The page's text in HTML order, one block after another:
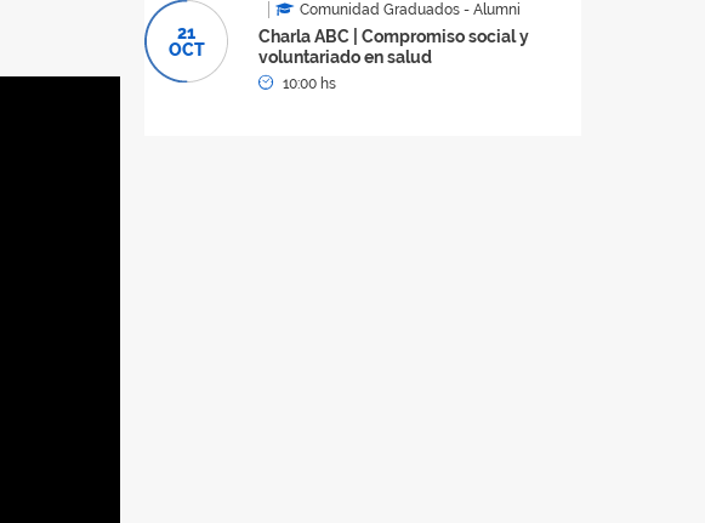
21
OCT
Comunidad Graduados - Alumni
Charla ABC | Compromiso social y
voluntariado en salud
10:00 hs